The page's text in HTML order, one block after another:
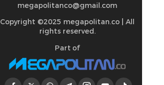
megapolitanco@gmail.com
Copyright ©2025 megapolitan.co | All
rights reserved.
Part of